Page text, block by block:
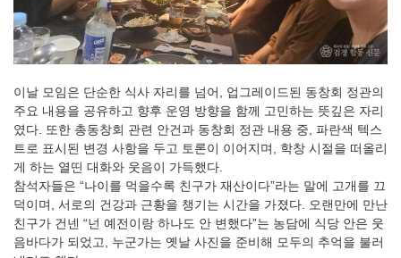
이날 모임은 단순한 식사 자리를 넘어, 업그레이드된 동창회 정관의
주요 내용을 공유하고 향후 운영 방향을 함께 고민하는 뜻깊은 자리
였다. 또한 총동창회 관련 안건과 동창회 정관 내용 중, 파란색 텍스
트로 표시된 변경 사항을 두고 토론이 이어지며, 학창 시절을 떠올리
게 하는 열띤 대화와 웃음이 가득했다.
참석자들은 “나이를 먹을수록 친구가 재산이다”라는 말에 고개를 끄
덕이며, 서로의 건강과 근황을 챙기는 시간을 가졌다. 오랜만에 만난
친구가 건넨 “넌 예전이랑 하나도 안 변했다”는 농담에 식당 안은 웃
음바다가 되었고, 누군가는 옛날 사진을 준비해 모두의 추억을 불러